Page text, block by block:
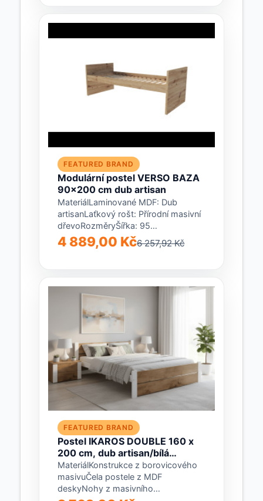
FEATURED BRAND
Modulární postel VERSO BAZA
90x200 cm dub artisan
MateriálLaminované MDF: Dub
artisanLaťkový rošt: Přírodní masivní
dřevoRozměryŠířka: 95
cmDélka: 213 cmVýška: 77 cmPro
rozměr matrace: 90 x 200
4 889,00 Kč6 257,92 Kč
FEATURED BRAND
Postel IKAROS DOUBLE 160 x
200 cm, dub artisan/bílá
Matrace: Bez matrace, Rošt:
Bez roštu
MateriálKonstrukce z borovicového
masivuČela postele z MDF
deskyNohy z masivního